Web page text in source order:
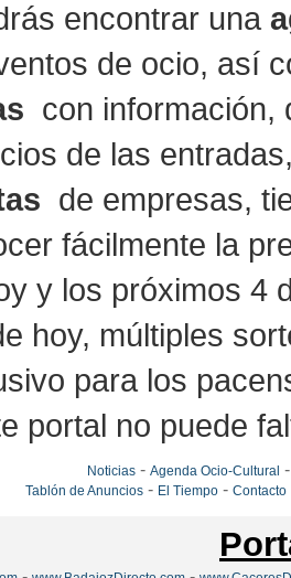
encontrar una
de ocio, así
con información,
de las
de empresas,
fácilmente la
y los próximos 4
hoy, múltiples
para los
portal no puede
Noticias -Agenda Ocio-Cultural
Tablón de Anuncios - El Tiempo -Contacto